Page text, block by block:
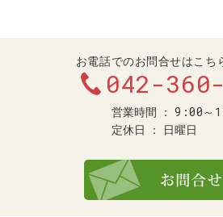
お電話でのお問合せはこち
042-
営業時間 9:00～
定休日 日曜日